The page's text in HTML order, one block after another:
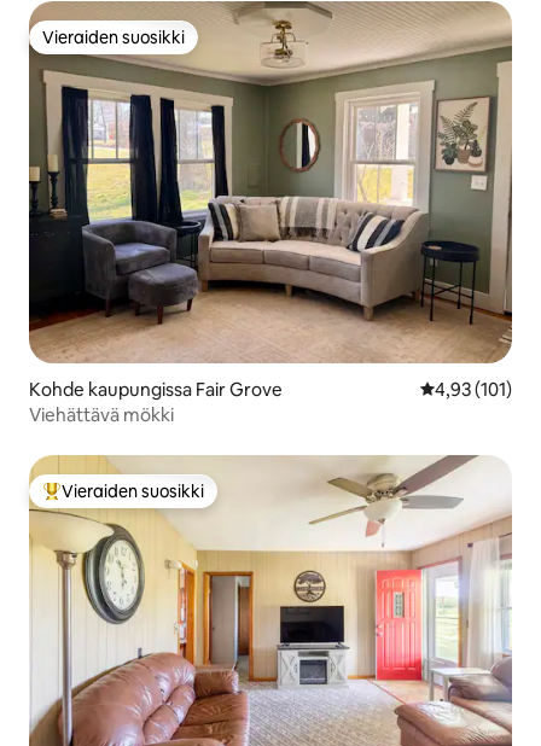
Vieraiden suosikki
Vieraiden suosikki
Kohde kaupungissa Fair Grove
4,93 (101)
Viehättävä mökki
Vieraiden suosikkien parhaimmistoa
Vieraiden suosikki